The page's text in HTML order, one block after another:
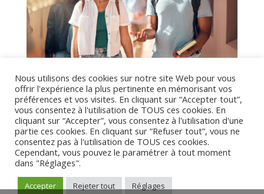
Nous utilisons des cookies sur notre site Web pour vous
offrir l'expérience la plus pertinente en mémorisant vos
préférences et vos visites. En cliquant sur “Accepter tout”,
vous consentez à l'utilisation de TOUS ces cookies. En
cliquant sur “Accepter”, vous consentez à l'utilisation d'une
partie ces cookies. En cliquant sur “Refuser tout”, vous ne
consentez pas à l'utilisation de TOUS ces cookies.
Cependant, vous pouvez le paramétrer à tout moment
dans "Réglages".
Accepter Rejeter tout Réglages